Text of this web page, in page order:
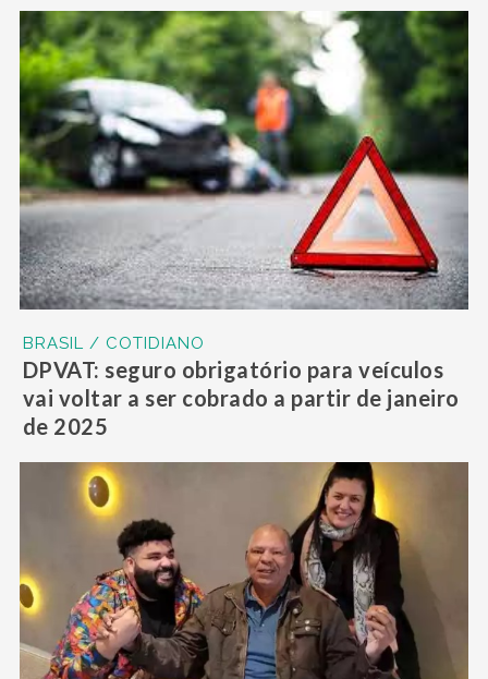
BRASIL / COTIDIANO
DPVAT: seguro obrigatório para veículos
vai voltar a ser cobrado a partir de janeiro
de 2025